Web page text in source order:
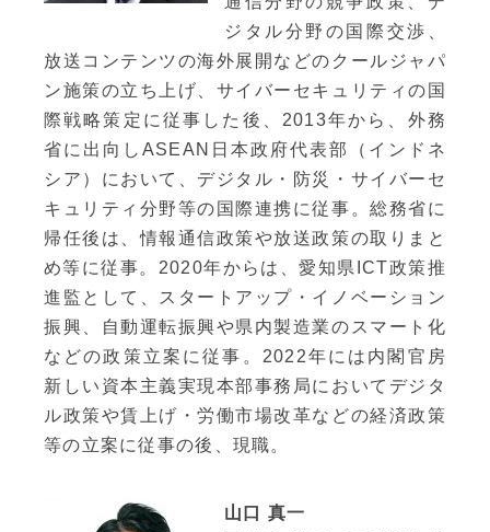
ジタル分野の国際交渉、
放送コンテンツの海外展開などのクールジャパ
ン施策の立ち上げ、サイバーセキュリティの国
際戦略策定に従事した後、2013年から、外務
省に出向しASEAN日本政府代表部（インドネ
シア）において、デジタル・防災・サイバーセ
キュリティ分野等の国際連携に従事。総務省に
帰任後は、情報通信政策や放送政策の取りまと
め等に従事。2020年からは、愛知県ICT政策推
進監として、スタートアップ・イノベーション
振興、自動運転振興や県内製造業のスマート化
などの政策立案に従事。2022年には内閣官房
新しい資本主義実現本部事務局においてデジタ
ル政策や賃上げ・労働市場改革などの経済政策
等の立案に従事の後、現職。
山口 真一